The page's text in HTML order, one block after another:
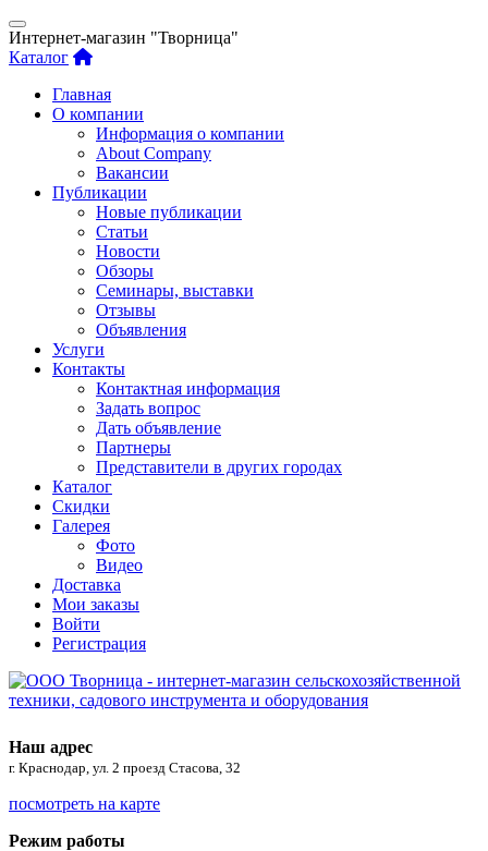
Интернет-магазин "Творница"
Каталог
Главная
О компании
Информация о компании
About Company
Вакансии
Публикации
Новые публикации
Статьи
Новости
Обзоры
Семинары, выставки
Отзывы
Объявления
Услуги
Контакты
Контактная информация
Задать вопрос
Дать объявление
Партнеры
Представители в других городах
Каталог
Скидки
Галерея
Фото
Видео
Доставка
Мои заказы
Войти
Регистрация
Наш адрес
г. Краснодар, ул. 2 проезд Стасова, 32
посмотреть на карте
Режим работы